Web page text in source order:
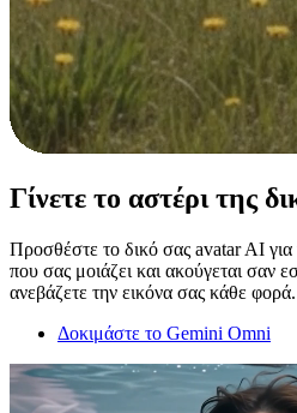
Γίνετε το αστέρι της
Προσθέστε το δικό σας avatar AI για
που σας μοιάζει και ακούγεται σαν
ανεβάζετε την εικόνα σας κάθε φορά.
Δοκιμάστε το Gemini Omni